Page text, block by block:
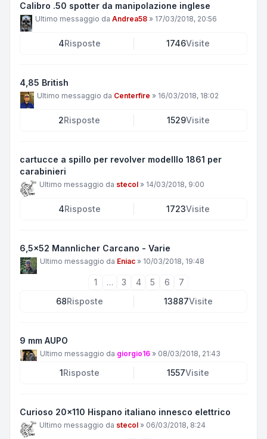
Calibro .50 spotter da manipolazione inglese
Ultimo messaggio da Andrea58 » 17/03/2018, 20:56
4Risposte 1746Visite
4,85 British
Ultimo messaggio da Centerfire » 16/03/2018, 18:02
2Risposte 1529Visite
cartucce a spillo per revolver modelllo 1861 per
carabinieri
Ultimo messaggio da stecol » 14/03/2018, 9:00
4Risposte 1723Visite
6,5x52 Mannlicher Carcano - Varie
Ultimo messaggio da Eniac » 10/03/2018, 19:48
1 … 3 4 5 6
7
68Risposte 13887Visite
9 mm AUPO
Ultimo messaggio da giorgio16 » 08/03/2018, 21:43
1Risposte 1557Visite
Curioso 20x110 Hispano italiano innesco elettrico
Ultimo messaggio da stecol » 06/03/2018, 8:24